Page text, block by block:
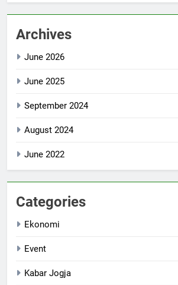
Archives
June 2026
June 2025
September 2024
August 2024
June 2022
Categories
Ekonomi
Event
Kabar Jogja